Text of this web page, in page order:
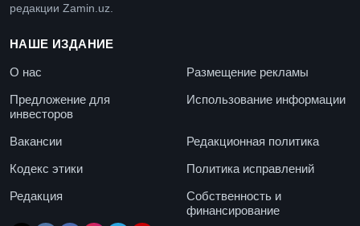
редакции Zamin.uz.
НАШЕ ИЗДАНИЕ
О нас
Размещение рекламы
Предложение для
инвесторов
Использование информации
Вакансии
Редакционная политика
Кодекс этики
Политика исправлений
Редакция
Собственность и
финансирование